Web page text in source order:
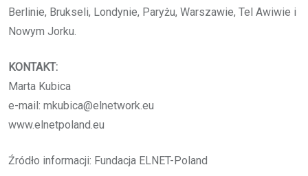
Berlinie, Brukseli, Londynie, Paryżu, Warszawie, Tel Awiwie i
Nowym Jorku.
KONTAKT:
Marta Kubica
e-mail: mkubica@elnetwork.eu
www.elnetpoland.eu
Źródło informacji: Fundacja ELNET-Poland